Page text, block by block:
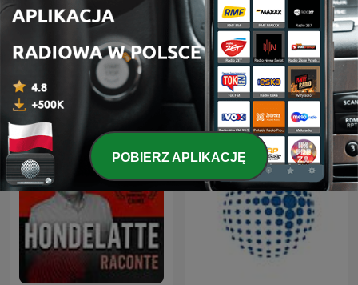
Dział Zagraniczny Global News Podcast
POBIERZ APLIKACJĘ